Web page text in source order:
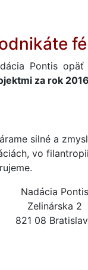
Pontis
za rok
silné a
vo
Nadácia Pontis
Zelinárska 2
821 08